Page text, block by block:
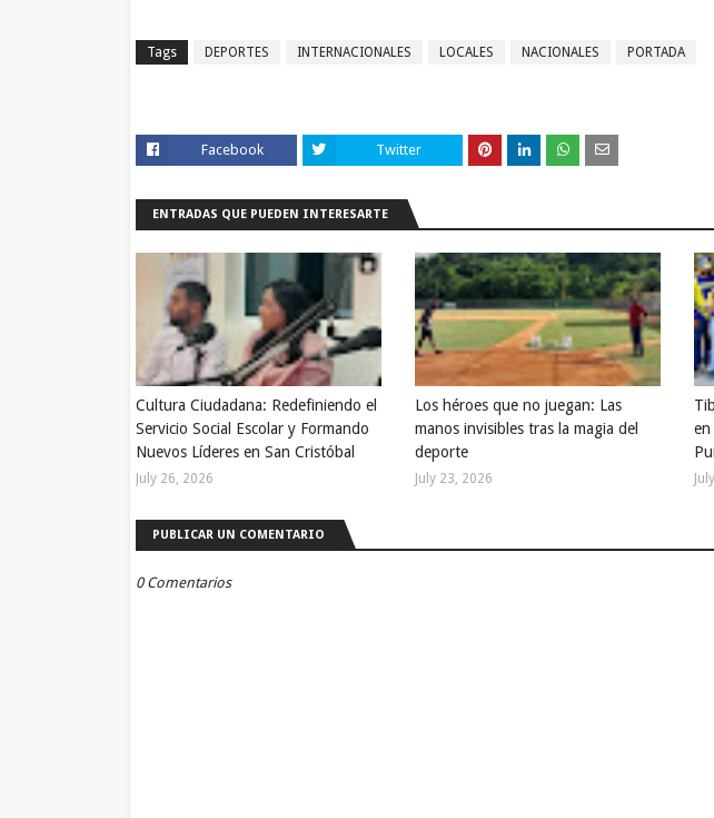
Tags DEPORTES INTERNACIONALES LOCALES NACIONALES PORTADA
Facebook Twitter
ENTRADAS QUE PUEDEN INTERESARTE
Cultura Ciudadana: Redefiniendo el
Servicio Social Escolar y Formando
Nuevos Líderes en San Cristóbal
July 26, 2026
Los héroes que no juegan: Las
manos invisibles tras la magia del
deporte
July 23, 2026
en
PUBLICAR UN COMENTARIO
0 Comentarios